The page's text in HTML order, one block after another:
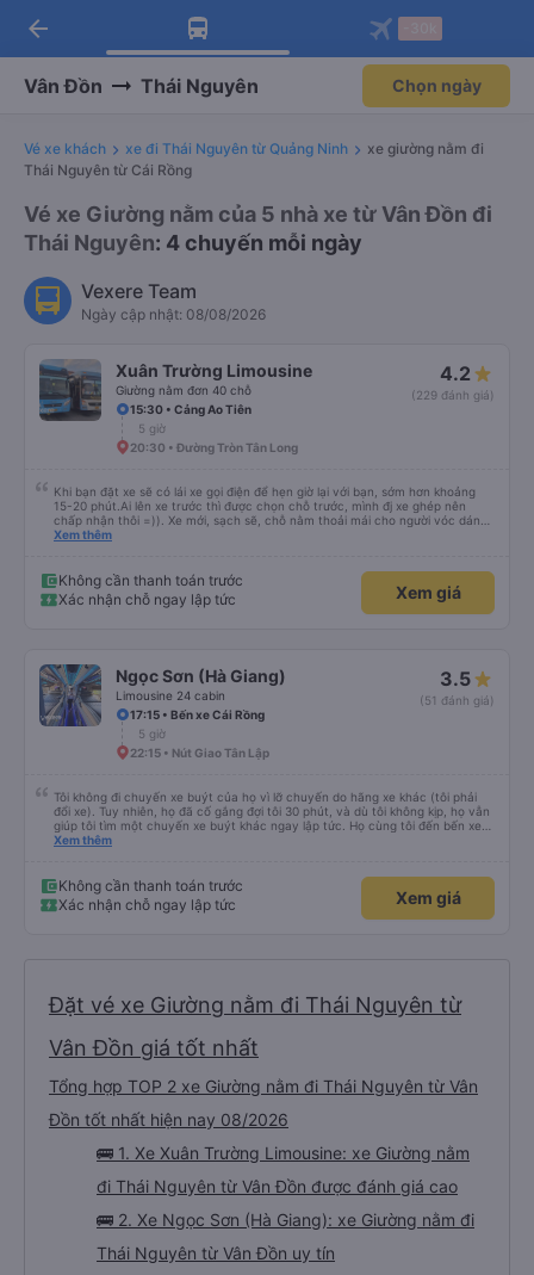
Tải app Vexere ngay!
Nhận ưu đãi thành viên độc
Mở app
Tải app Vexere
-30k/ghế khi đặt vé máy bay qua
Mở app
arrow_back
Vân Đồn Thái Nguyên Chọn ngày
Vé xe khách xe đi Thái Nguyên từ Quảng Ninh
xe giường nằm đi
Thái Nguyên từ Cái Rồng
Vé xe Giường nằm của 5 nhà xe từ Vân Đồn đi
Thái Nguyên: 4 chuyến mỗi ngày
Vexere Team
Ngày cập nhật: 08/08/2026
Xuân Trường Limousine
Giường nằm đơn 40 chỗ
4.2
(229 đánh giá)
15:30 • Cảng Ao Tiên
5 giờ
20:30 • Đường Tròn Tân Long
Khi bạn đặt xe sẽ có lái xe gọi điện để hẹn giờ lại với bạn, sớm hơn khoảng
15-20 phút.Ai lên xe trước thì được chọn chỗ trước, mình đj xe ghép nên
chấp nhận thôi =)). Xe mới, sạch sẽ, chỗ nằm thoải mái cho người vóc dáng
vừa ( ai m8 người thì hơi vướng víu xíu ha ). Hừm xe mới, điều hoà lạnh sâu
trong chuyến đi tỉnh dậy sương sương khoảng 2-3 lần nhưng vẫn ngủ ngon
(may béo nên dễ ngủ tỉnh là ngủ típ ). Nhà xe nên mắc cái rèm hay màn
nhựa ngăn cách khách với lái xe, ổm cho 2 bên. Nói chung mình rất có thiện
Xem thêm
Không cần thanh toán trước
Xác nhận chỗ ngay lập tức
Xem giá
Ngọc Sơn (Hà Giang)
Limousine 24 cabin
3.5
(51 đánh giá)
17:15 • Bến xe Cái Rồng
5 giờ
22:15 • Nút Giao Tân Lập
Tôi không đi chuyến xe buýt của họ vì lỡ chuyến do hãng xe khác (tôi phải
đổi xe). Tuy nhiên, họ đã cố gắng đợi tôi 30 phút, và dù tôi không kịp, họ vẫn
giúp tôi tìm một chuyến xe buýt khác ngay lập tức. Họ cùng tôi đến bến xe
và chỉ cho tôi tuyến xe. Rất chuyên nghiệp.
Xem thêm
Không cần thanh toán trước
Xác nhận chỗ ngay lập tức
Xem giá
Đặt vé xe Giường nằm đi Thái Nguyên từ
Vân Đồn giá tốt nhất
Tổng hợp TOP 2 xe Giường nằm đi Thái Nguyên từ Vân
Đồn tốt nhất hiện nay 08/2026
🚌 1. Xe Xuân Trường Limousine: xe Giường nằm
đi Thái Nguyên từ Vân Đồn được đánh giá cao
🚌 2. Xe Ngọc Sơn (Hà Giang): xe Giường nằm đi
Thái Nguyên từ Vân Đồn uy tín